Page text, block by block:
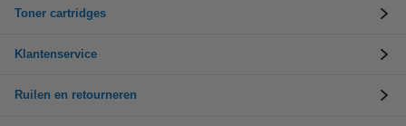
Toner cartridges
Klantenservice
Ruilen en retourneren